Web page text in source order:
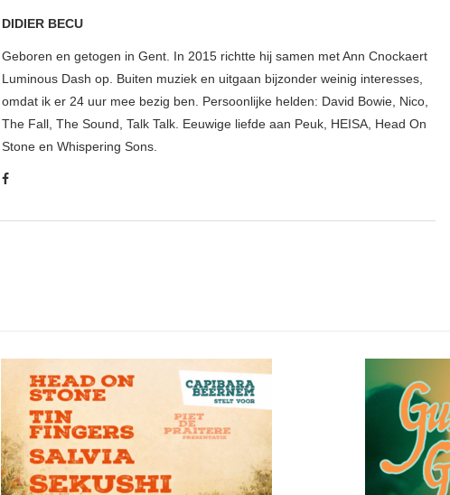
DIDIER BECU
Geboren en getogen in Gent. In 2015 richtte hij samen met Ann Cnockaert
Luminous Dash op. Buiten muziek en uitgaan bijzonder weinig interesses,
omdat ik er 24 uur mee bezig ben. Persoonlijke helden: David Bowie, Nico,
The Fall, The Sound, Talk Talk. Eeuwige liefde aan Peuk, HEISA, Head On
Stone en Whispering Sons.